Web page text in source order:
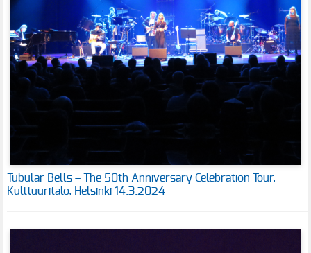
Tubular Bells – The 50th Anniversary Celebration Tour,
Kulttuuritalo, Helsinki 14.3.2024